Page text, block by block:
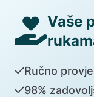
Vaše
Ručno
98%